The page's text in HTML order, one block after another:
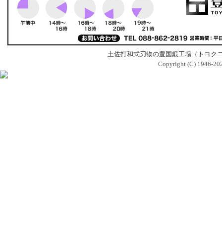
土佐打和式刃物の豊国鍛工場（トヨク
Copyright (C) 1946-